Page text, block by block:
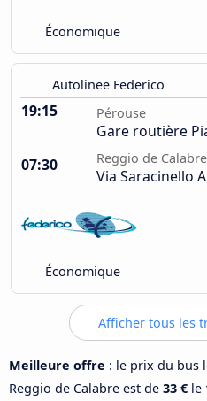
Économique
Autolinee Federico
19:15 Pérouse
Gare routière
07:30
Reggio de Calabre
Via Saracinello
Économique
Afficher tous les
Meilleure offre : le prix du bus
Reggio de Calabre est de 33 € le